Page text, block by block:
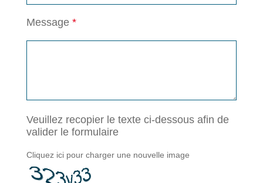
Message*
Veuillez recopier le texte ci-dessous afin de
valider le formulaire
Cliquez ici pour charger une nouvelle image